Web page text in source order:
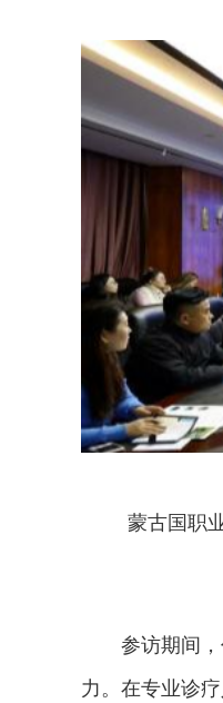
蒙古国职
参访期间
力。在专业诊